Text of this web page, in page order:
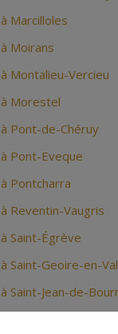
Marcilloles
Moirans
Montalieu-Vercieu
Morestel
Pont-de-Chéruy
Pont-Eveque
Pontcharra
Reventin-Vaugris
Saint-Égrève
Saint-Geoire-en-
Saint-Jean-de-